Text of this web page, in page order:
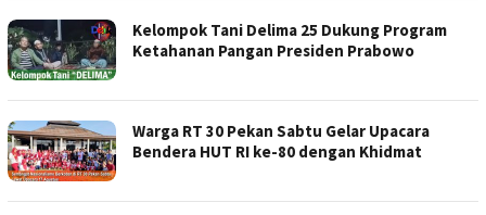
Kelompok Tani Delima 25 Dukung Program
Ketahanan Pangan Presiden Prabowo
Warga RT 30 Pekan Sabtu Gelar Upacara
Bendera HUT RI ke-80 dengan Khidmat